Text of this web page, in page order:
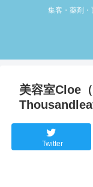
集客・薬剤
美容室Cloe
Twitter